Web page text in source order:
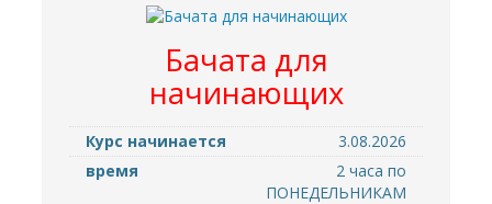
Бачатa для
начинающих
Курс начинается
3.08.2026
время
2 часа по
ПОНЕДЕЛЬНИКАМ